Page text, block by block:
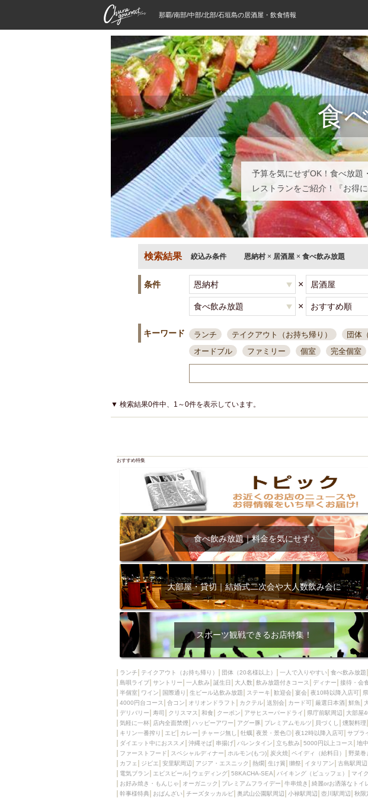
那覇/南部/中部/北部/石垣島の居酒屋・飲食情報
食
予算を気にせずOK！食べ放題
レストランをご紹介！『お得
検索結果 絞込み条件 恩納村 × 居酒屋 × 食べ飲み放題
条件 ×
×
キーワード ランチ テイクアウト（お持ち帰り） 団体
オードブル
ファミリー 個室 完全個室
接待・会食
ちょい飲み コスパ最高 肉
結婚式二次会
夜10時以降入店可
県産魚 焼鳥 忘年会
アサヒスーパードライ
県庁前駅周辺
大部屋50名以上～
オリオン 海ぶどう
ハッピーアワー
アグー豚 プレミアムモル
飲み放題付きコース3000円
肉の日 おもろ
キリン一番搾り
エビ カレー チャージ
アレルギー対応可能
牧志駅周辺 ペット同伴
ダイエット中におススメ
沖縄そば 串揚げ
ソファー
激辛料理 石垣牛 アヒージョ
ファーストフード
スペシャルディナー ホ
スクリーン
スペインバル・イタリアンバール
カニ
カフェ ジビエ 安里駅周辺 ア
分煙 少人数貸切(15名以下
ホッピー
焼肉 電気ブラン エビスビー
マイク
サッポロ 昼宴会 イベリコ豚
市立病院前駅周辺
中華 お好み焼き・もん
綺麗orお洒落なトイレ
ランチバイキング
クラフトビール
鉄板焼き 幹事様特典
壺川駅周辺
秋限定メニュー 春限定メニュ
ラクレット
赤嶺駅周辺 シードル 那覇
▼ 検索結果0件中、1～0件を表示しています。
おすすめ特集
食べ飲み放題｜料金を気にせず♪
大部屋・貸切｜結婚式二次会や大人数飲み会に
スポーツ観戦できるお店特集！
ランチ テイクアウト（お持ち帰り） 団体（20名様以上） 一人で入りやすい 食べ飲み放題
島唄ライブ サントリー 一人飲み 誕生日 大人数 飲み放題付きコース ディナー 接待・会
半個室
ワイン 国際通り 生ビール込飲み放題 ステーキ 歓迎会 宴会 夜10時以降入店可
4000円台コース
合コン オリオンドラフト カクテル 送別会 カード可 厳選日本酒 鮮魚
デリバリー
寿司 クリスマス 和食 クーポン アサヒスーパードライ 県庁前駅周辺 大部屋
気軽に一杯
店内全面禁煙 ハッピーアワー アグー豚 プレミアムモルツ 貝づくし 燻製料理
キリン一番搾り
エビ カレー チャージ無し 牡蠣 夜景・景色◎ 夜12時以降入店可 サプラ
ダイエット中におススメ
沖縄そば 串揚げ バレンタイン 立ち飲み 5000円以上コース 地
ファーストフード
スペシャルディナー ホルモン(もつ) 炭火焼 ペイディ（給料日） 野菜巻
カフェ
ジビエ 安里駅周辺 アジア・エスニック 熱燗 生け簀 獺祭 イタリアン 古島駅周辺
電気ブラン
エビスビール ウェディング 58KACHA-SEA バイキング（ビュッフェ） マイク
お好み焼き・もんじゃ
オーガニック プレミアムフライデー 牛串焼き 綺麗orお洒落なトイ
幹事様特典
おばんざい チーズタッカルビ 奥武山公園駅周辺 小禄駅周辺 壺川駅周辺 秋限